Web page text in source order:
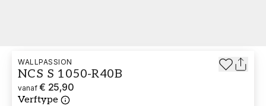
WALLPASSION
NCS S 1050-R40B
vanaf € 25,90
Verftype